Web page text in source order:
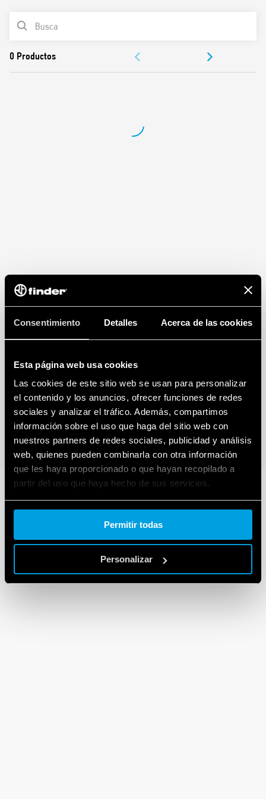
Consentimiento Detalles Acerca de las cookies
Esta página web usa cookies
Las cookies de este sitio web se usan para personalizar
el contenido y los anuncios, ofrecer funciones de redes
sociales y analizar el tráfico. Además, compartimos
información sobre el uso que haga del sitio web con
nuestros partners de redes sociales, publicidad y análisis
web, quienes pueden combinarla con otra información
que les haya proporcionado o que hayan recopilado a
partir del uso que haya hecho de sus servicios.
Cookie policy.
Permitir todas
Personalizar
LISTA DE PRODUCTOS
APROBACIONES